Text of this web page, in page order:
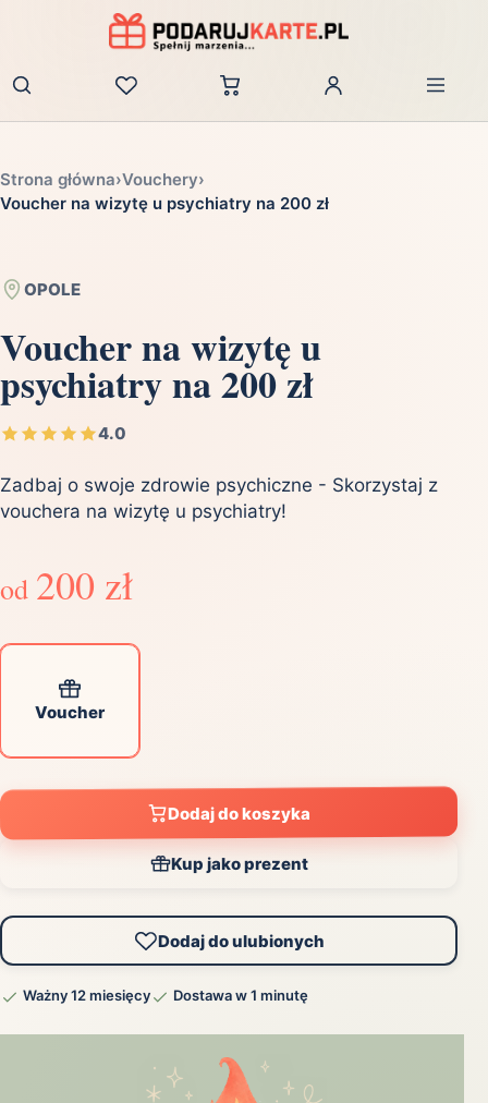
Zaloguj
Strona główna›Vouchery›
Voucher na wizytę u psychiatry na 200 zł
OPOLE
Voucher na wizytę u
psychiatry na 200 zł
4.0
Zadbaj o swoje zdrowie psychiczne - Skorzystaj z
vouchera na wizytę u psychiatry!
od 200 zł
Voucher
Dodaj do koszyka
Kup jako prezent
Dodaj do ulubionych
Ważny 12 miesięcy Dostawa w 1 minutę